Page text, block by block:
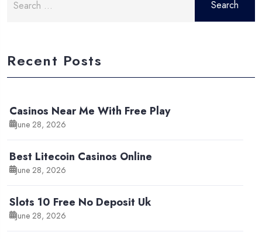
for:
Recent Posts
Casinos Near Me With Free Play
June 28, 2026
Best Litecoin Casinos Online
June 28, 2026
Slots 10 Free No Deposit Uk
June 28, 2026